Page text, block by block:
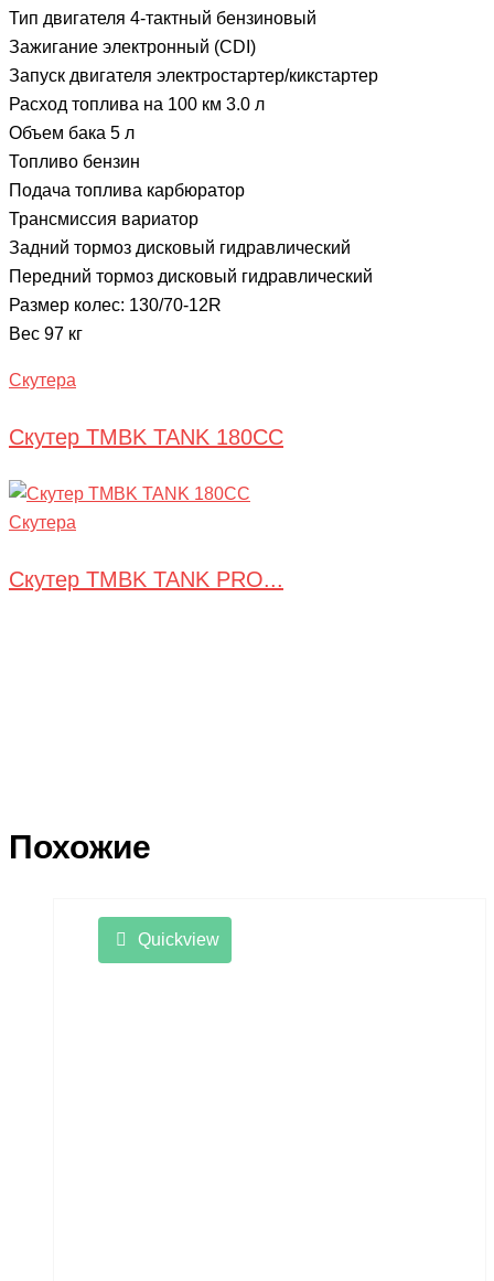
Тип двигателя 4-тактный бензиновый
Зажигание электронный (CDI)
Запуск двигателя электростартер/кикстартер
Расход топлива на 100 км 3.0 л
Объем бака 5 л
Топливо бензин
Подача топлива карбюратор
Трансмиссия вариатор
Задний тормоз дисковый гидравлический
Передний тормоз дисковый гидравлический
Размер колес: 130/70-12R
Вес 97 кг
Скутера
Скутер TMBK TANK 180CC
Скутера
Скутер TMBK TANK PRO...
Похожие
Quickview